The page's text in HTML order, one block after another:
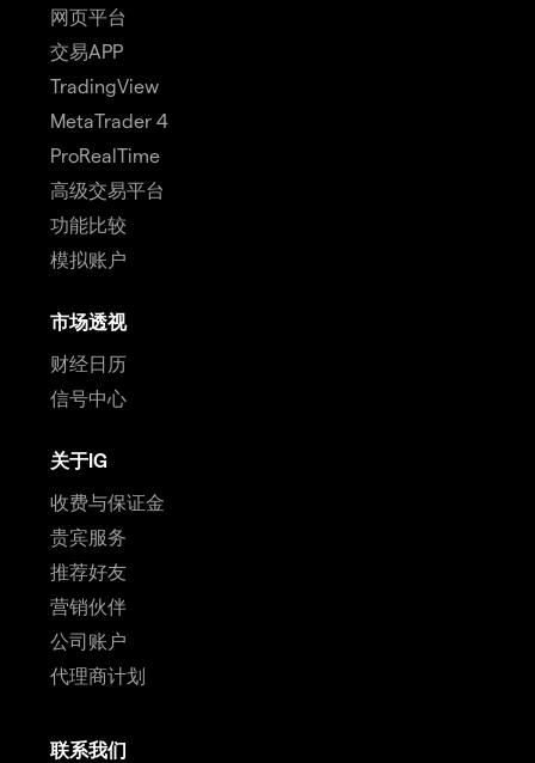
网页平台
交易APP
TradingView
MetaTrader 4
ProRealTime
高级交易平台
功能比较
模拟账户
市场透视
财经日历
信号中心
关于IG
收费与保证金
贵宾服务
推荐好友
营销伙伴
公司账户
代理商计划
联系我们